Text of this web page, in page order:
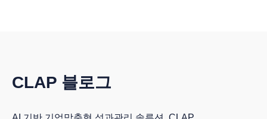
CLAP 블로그